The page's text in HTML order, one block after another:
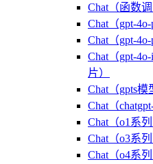
Chat（函数调
Chat（gpt-
Chat（gpt-
Chat（gpt-
片）
Chat（gpts模
Chat（
Chat（o1系列
Chat（o3系列
Chat（o4系列